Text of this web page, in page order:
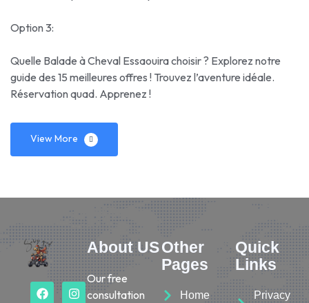
Option 3:
Quelle Balade à Cheval Essaouira choisir ? Explorez notre
guide des 15 meilleures offres ! Trouvez l’aventure idéale.
Réservation quad. Apprenez !
View More
About US
Our free
consultation
Other
Pages
Home
Quick
Links
Privacy